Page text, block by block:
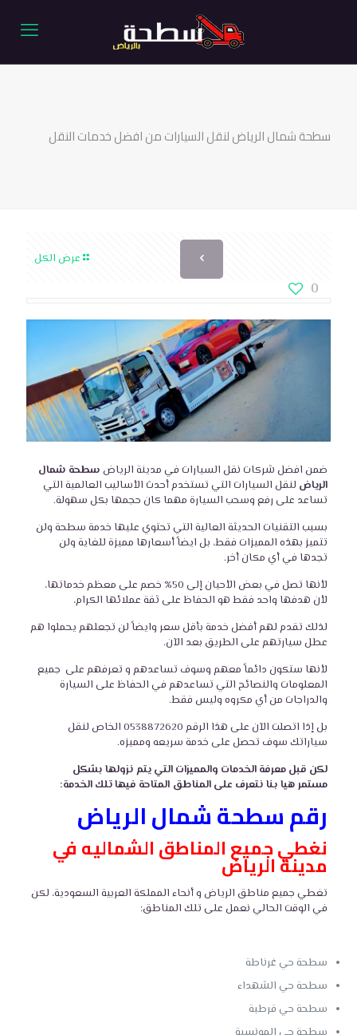
سطحة شمال الرياض لنقل السيارات من افضل خدمات النقل
عرض الكل
0
ضمن افضل شركات نقل السيارات في مدينة الرياض سطحة شمال
الرياض لنقل السيارات التي تستخدم أحدث الأساليب العالمية التي
تساعد على رفع وسحب السيارة مهما كان حجمها بكل سهولة.
بسبب التقنيات الحديثة العالية التي تحتوي عليها خدمة سطحة ولن
تتميز بهذه المميزات فقط، بل ايضاً أسعارها مميزة للغاية ولن
تجدها في أي مكان أخر.
لأنها تصل في بعض الأحيان إلى 50% خصم على معظم خدماتها،
لأن هدفها واحد فقط هو الحفاظ على ثقة عملائها الكرام،
لذلك تقدم لهم أفضل خدمة بأقل سعر وايضاً لن تجعلهم يحملوا هم
عطل سيارتهم على الطريق بعد الآن.
لأنها ستكون دائماً معهم وسوف تساعدهم و تعرفهم على جميع
المعلومات والنصائح التي تساعدهم في الحفاظ على السيارة
والدراجات من أي مكروه وليس فقط.
بل إذا اتصلت الآن على هذا الرقم 0538872620 الخاص
لنقل
سياراتك سوف تحصل على خدمة سريعه ومميزه.
لكن قبل معرفة الخدمات والمميزات التي يتم نزولها بشكل
مستمرهيا بنا نتعرف على المناطق المتاحة فيها تلك الخدمة:
رقم سطحة شمال الرياض
نغطي جميع المناطق الشماليه في
مدينة الرياض
تغطي جميع مناطق الرياض و أنحاء المملكة العربية السعودية، لكن
في الوقت الحالي نعمل على تلك المناطق:
سطحة حي غرناطة
سطحة حي الشهداء
سطحة حي قرطبة